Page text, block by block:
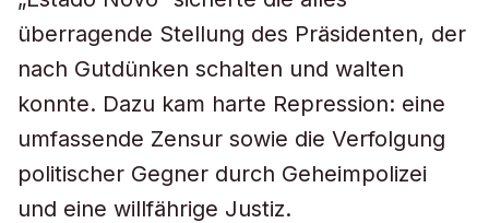
überragende Stellung des Präsidenten, der
nach Gutdünken schalten und walten
konnte. Dazu kam harte Repression: eine
umfassende Zensur sowie die Verfolgung
politischer Gegner durch Geheimpolizei
und eine willfährige Justiz.